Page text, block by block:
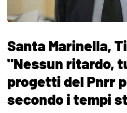
Santa Marinella,
"Nessun ritardo,
progetti del Pnrr
secondo i tempi